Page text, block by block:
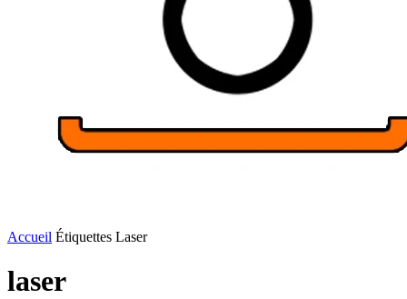
Accueil Étiquettes Laser
laser